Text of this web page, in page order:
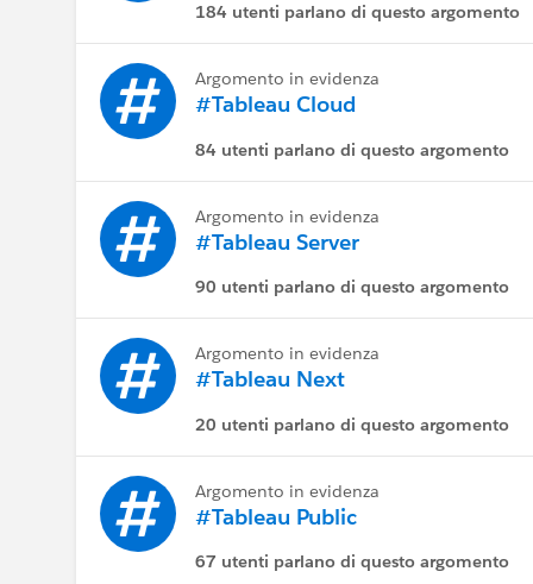
184 utenti parlano di questo argomento
Argomento in evidenza
#Tableau Cloud
84 utenti parlano di questo argomento
Argomento in evidenza
#Tableau Server
90 utenti parlano di questo argomento
Argomento in evidenza
#Tableau Next
20 utenti parlano di questo argomento
Argomento in evidenza
#Tableau Public
67 utenti parlano di questo argomento